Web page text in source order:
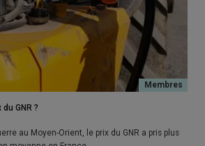
GNR ?
au Moyen-Orient, le prix du GNR a pris plus